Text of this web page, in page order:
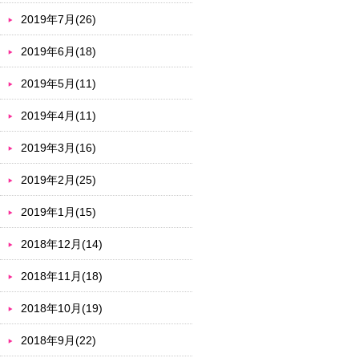
2019年7月(26)
2019年6月(18)
2019年5月(11)
2019年4月(11)
2019年3月(16)
2019年2月(25)
2019年1月(15)
2018年12月(14)
2018年11月(18)
2018年10月(19)
2018年9月(22)